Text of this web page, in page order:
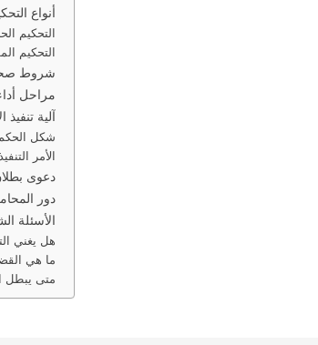
أنواع
التحكيم
التحكيم
شروط صحة
مراحل
آلية
شكل الحكم
الأمر
دعوى
دور
الأسئلة
هل يغني
ما هي
متى يبطل